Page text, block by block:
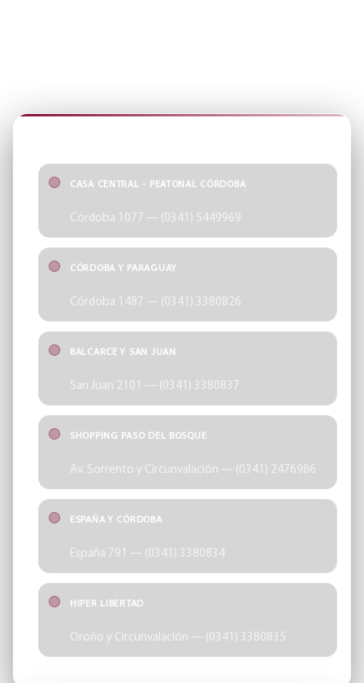
CASA CENTRAL - PEATONAL CÓRDOBA
Córdoba 1077 — (0341) 5449969
CÓRDOBA Y PARAGUAY
Córdoba 1487 — (0341) 3380826
BALCARCE Y SAN JUAN
San Juan 2101 — (0341) 3380837
SHOPPING PASO DEL BOSQUE
Av. Sorrento y Circunvalación — (0341) 2476986
ESPAÑA Y CÓRDOBA
España 791 — (0341) 3380834
HIPER LIBERTAD
Oroño y Circunvalación — (0341) 3380835